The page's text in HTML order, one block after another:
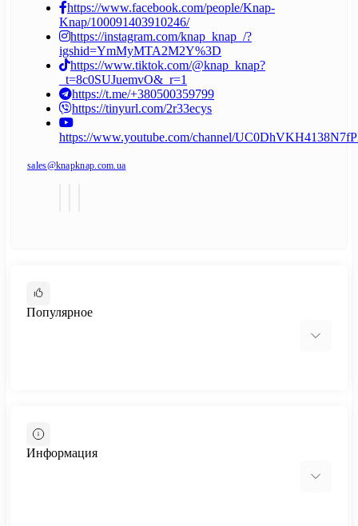
https://www.facebook.com/people/Knap-
Knap/100091403910246/
https://instagram.com/knap_knap_/?
igshid=YmMyMTA2M2Y%3D
https://www.tiktok.com/@knap_knap?
_t=8c0SUJuemvO&_r=1
https://t.me/+380500359799
https://tinyurl.com/2r33ecys
https://www.youtube.com/channel/
sales@knapknap.com.ua
Популярное
Информация